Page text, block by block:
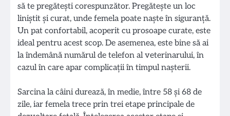
să te pregătești corespunzător. Pregătește un loc
liniștit și curat, unde femela poate naște în siguranță.
Un pat confortabil, acoperit cu prosoape curate, este
ideal pentru acest scop. De asemenea, este bine să ai
la îndemână numărul de telefon al veterinarului, în
cazul în care apar complicații în timpul nașterii.
Sarcina la câini durează, în medie, între 58 și 68 de
zile, iar femela trece prin trei etape principale de